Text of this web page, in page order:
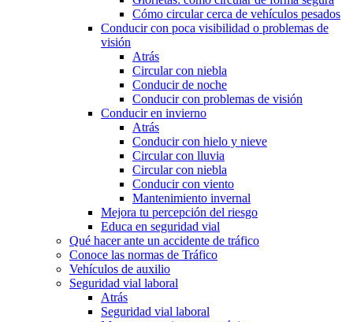
Cómo circular cerca de vehículos pesados
Conducir con poca visibilidad o problemas de
visión
Atrás
Circular con niebla
Conducir de noche
Conducir con problemas de visión
Conducir en invierno
Atrás
Conducir con hielo y nieve
Circular con lluvia
Circular con niebla
Conducir con viento
Mantenimiento invernal
Mejora tu percepción del riesgo
Educa en seguridad vial
Qué hacer ante un accidente de tráfico
Conoce las normas de Tráfico
Vehículos de auxilio
Seguridad vial laboral
Atrás
Seguridad vial laboral